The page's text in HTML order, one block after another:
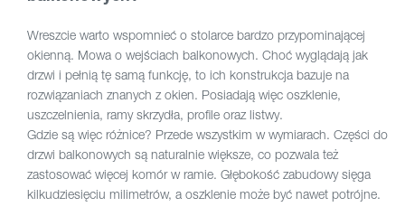
Wreszcie warto wspomnieć o stolarce bardzo przypominającej
okienną. Mowa o wejściach balkonowych. Choć wyglądają jak
drzwi i pełnią tę samą funkcję, to ich konstrukcja bazuje na
rozwiązaniach znanych z okien. Posiadają więc oszklenie,
uszczelnienia, ramy skrzydła, profile oraz listwy.
Gdzie są więc różnice? Przede wszystkim w wymiarach. Części do
drzwi balkonowych są naturalnie większe, co pozwala też
zastosować więcej komór w ramie. Głębokość zabudowy sięga
kilkudziesięciu milimetrów, a oszklenie może być nawet potrójne.